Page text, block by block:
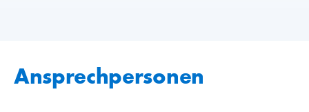
Ansprechpersonen